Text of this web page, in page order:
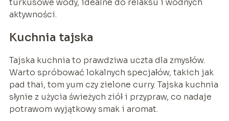
turkusowe wody, idealne do relaksu i wodnych
aktywności.
Kuchnia tajska
Tajska kuchnia to prawdziwa uczta dla zmysłów.
Warto spróbować lokalnych specjałów, takich jak
pad thai, tom yum czy zielone curry. Tajska kuchnia
słynie z użycia świeżych ziół i przypraw, co nadaje
potrawom wyjątkowy smak i aromat.